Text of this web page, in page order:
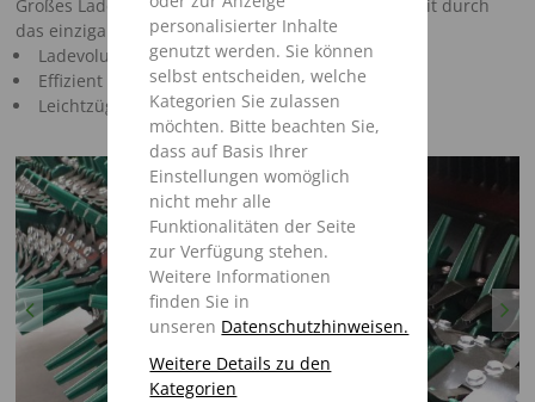
personalisierter Inhalte
genutzt werden. Sie können
selbst entscheiden, welche
Kategorien Sie zulassen
möchten. Bitte beachten Sie,
dass auf Basis Ihrer
Einstellungen womöglich
nicht mehr alle
Funktionalitäten der Seite
zur Verfügung stehen.
Weitere Informationen
finden Sie in
unseren Datenschutzhinweisen.
Weitere Details zu den
Kategorien
Großes Ladevolumen und besondere Leichtzügigkeit durch
das einzigartige Continuous-Flow-System.
Ladevolumen 32-42 m³
Effizient
Leichtzügig
Previous